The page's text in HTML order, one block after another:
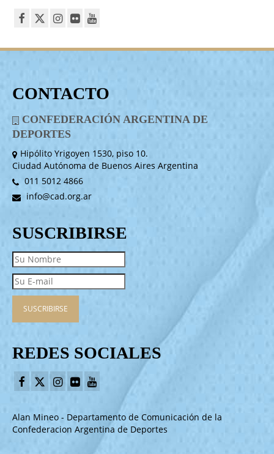
CONTACTO
CONFEDERACIÓN ARGENTINA DE
DEPORTES
Hipólito Yrigoyen 1530, piso 10.
Ciudad Autónoma de Buenos Aires Argentina
011 5012 4866
info@cad.org.ar
SUSCRIBIRSE
REDES SOCIALES
Alan Mineo - Departamento de Comunicación de la
Confederacion Argentina de Deportes